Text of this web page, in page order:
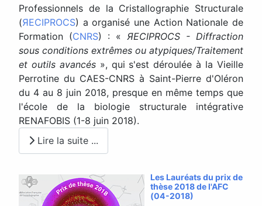
Professionnels de la Cristallographie Structurale
(ЯECIPROCS) a organisé une Action Nationale de
Formation (CNRS) : « ЯECIPROCS - Diffraction
sous conditions extrêmes ou atypiques/Traitement
et outils avancés», qui s'est déroulée à la Vieille
Perrotine du CAES-CNRS à Saint-Pierre d'Oléron
du 4 au 8 juin 2018, presque en même temps que
l'école de la biologie structurale intégrative
RENAFOBIS (1-8 juin 2018).
Lire la suite ...
Les Lauréats du prix de
thèse 2018 de l'AFC
(04-2018)